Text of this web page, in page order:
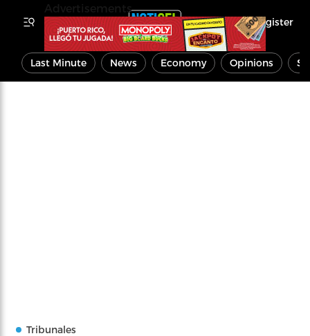
Register
Last Minute News Economy Opinions
Tribunales
Advertisements